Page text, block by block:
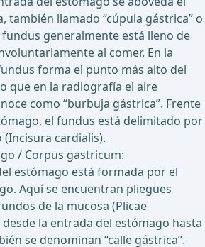
también llamado “cúpula gástrica” o
fundus generalmente está lleno de
al comer. En la
forma el punto más alto del
que en la radiografía el aire
como “burbuja gástrica”. Frente
el fundus está delimitado por
cardialis).
/ Corpus gastricum:
estómago está formada por el
Aquí se encuentran pliegues
de la mucosa (Plicae
la entrada del estómago hasta
se denominan “calle gástrica”.